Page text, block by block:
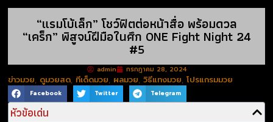
“แรมโบ้เล็ก” โชว์ฟิตต่อหน้าสื่อ พร้อมดวล
“เคร็ก” พิสูจน์ฝีมือในศึก ONE Fight Night 24
#5
admin กรกฎาคม 28, 2024
ข่าวมวย, ดูมวยสด, ทีเด็ดมวย, ผลมวย,วิธีแทงมวย,โปรแกรมมวย
Facebook Twitter Telegram
หัวข้อเด่น